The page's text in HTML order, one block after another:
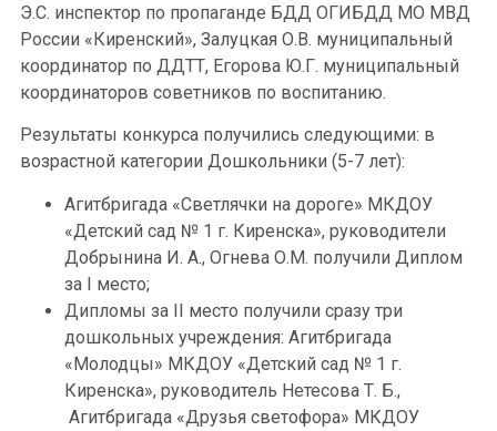
Э.С. инспектор по пропаганде БДД ОГИБДД МО МВД
России «Киренский», Залуцкая О.В. муниципальный
координатор по ДДТТ, Егорова Ю.Г. муниципальный
координаторов советников по воспитанию.
Результаты конкурса получились следующими: в
возрастной категории Дошкольники (5-7 лет):
Агитбригада «Светлячки на дороге» МКДОУ
«Детский сад № 1 г. Киренска», руководители
Добрынина И. А., Огнева О.М. получили Диплом
за I место;
Дипломы за II место получили сразу три
дошкольных учреждения: Агитбригада
«Молодцы» МКДОУ «Детский сад № 1 г.
Киренска», руководитель Нетесова Т. Б.,
Агитбригада «Друзья светофора» МКДОУ